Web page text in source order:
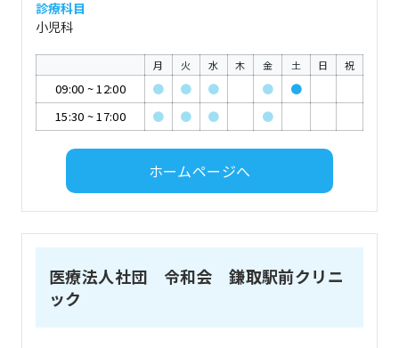
診療科目
小児科
月 火 水 木 金 土 日 祝
09:00 ~12:00 ● ● ● ●
●
15:30 ~17:00 ● ● ● ●
ホームページへ
医療法人社団 令和会 鎌取駅前クリニ
ック